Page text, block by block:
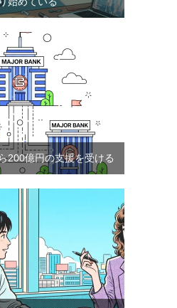
200億円の支援を受ける